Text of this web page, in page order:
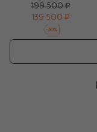
199 500 ₽
139 500 ₽
-30%